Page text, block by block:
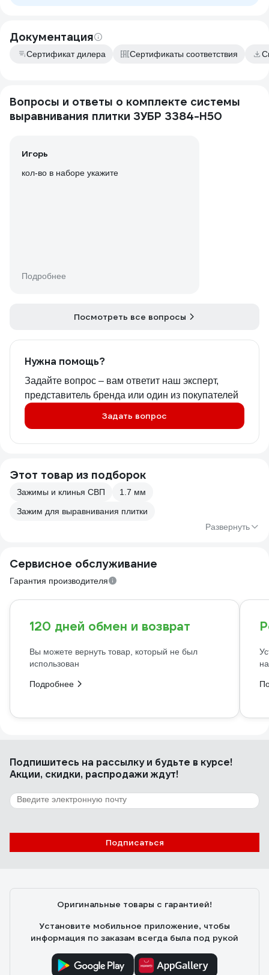
Документация
Сертификат дилера Сертификаты соответствия
Вопросы и ответы о комплекте системы
выравнивания плитки ЗУБР 3384-H50
Игорь
кол-во в наборе укажите
Подробнее
Посмотреть все вопросы
Нужна помощь?
Задайте вопрос – вам ответит наш эксперт,
представитель бренда или один из покупателей
Задать вопрос
Этот товар из подборок
Зажимы и клинья СВП
1.7 мм
Зажим для выравнивания плитки
Развернуть
Сервисное обслуживание
Гарантия производителя
120 дней обмен и возврат
Вы можете вернуть товар, который не был
использован
Подробнее
Подпишитесь на рассылкуи будьте в курсе!
Акции, скидки, распродажи ждут!
Подписаться
Оригинальные товары с гарантией!
Установите мобильное приложение, чтобы
информация по заказам всегда была под рукой